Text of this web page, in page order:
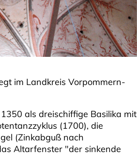
im Landkreis Vorpommern-
als dreischiffige Basilika mit
(1700), die
(Zinkabguß nach
Altarfenster "der sinkende